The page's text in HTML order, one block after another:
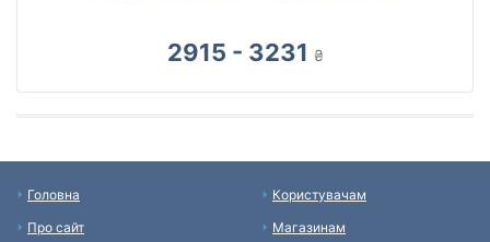
2915 - 3231 ₴
Головна
Про сайт
Користувачам
Магазинам